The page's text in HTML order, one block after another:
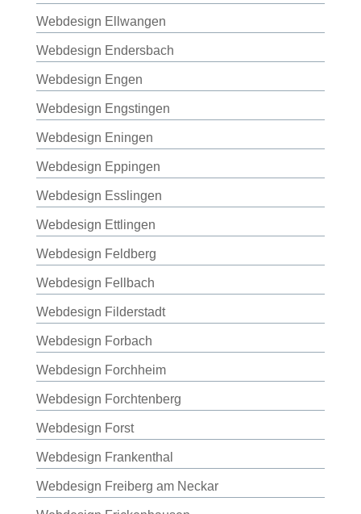
Webdesign Ellwangen
Webdesign Endersbach
Webdesign Engen
Webdesign Engstingen
Webdesign Eningen
Webdesign Eppingen
Webdesign Esslingen
Webdesign Ettlingen
Webdesign Feldberg
Webdesign Fellbach
Webdesign Filderstadt
Webdesign Forbach
Webdesign Forchheim
Webdesign Forchtenberg
Webdesign Forst
Webdesign Frankenthal
Webdesign Freiberg am Neckar